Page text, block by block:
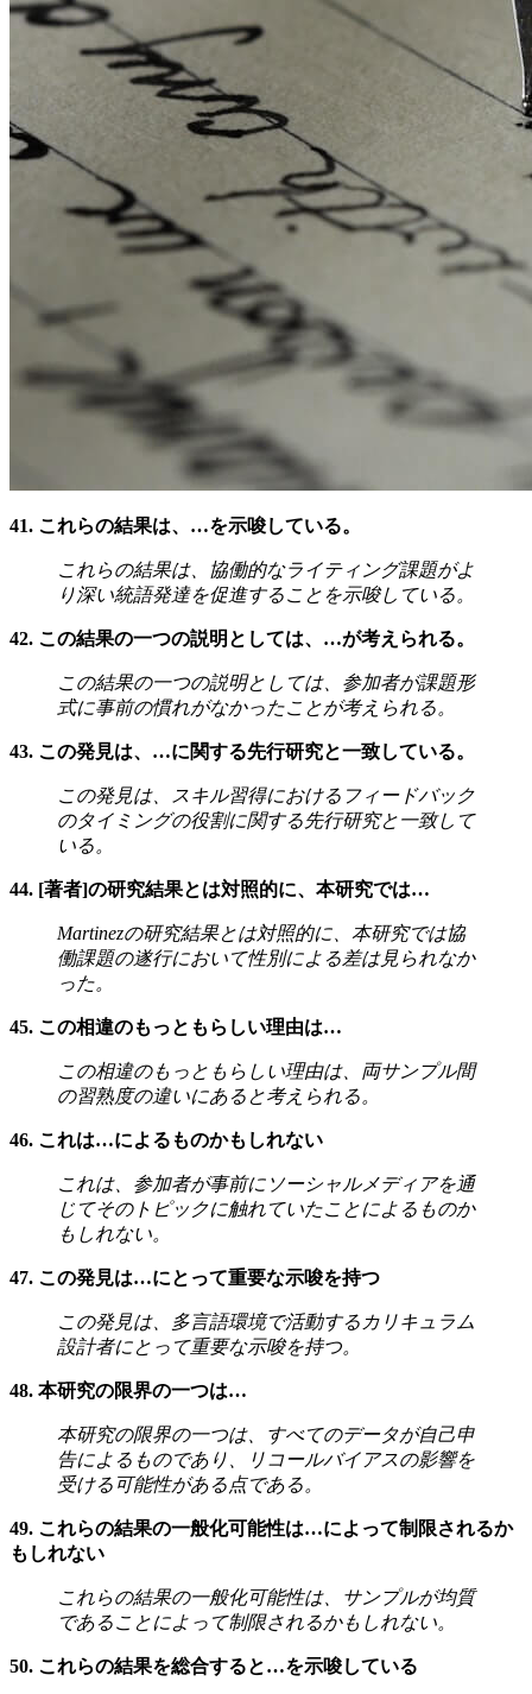
41. これらの結果は、…を示唆している。
これらの結果は、協働的なライティング課題がよ
り深い統語発達を促進することを示唆している。
42. この結果の一つの説明としては、…が考えられる。
この結果の一つの説明としては、参加者が課題形
式に事前の慣れがなかったことが考えられる。
43. この発見は、…に関する先行研究と一致している。
この発見は、スキル習得におけるフィードバック
のタイミングの役割に関する先行研究と一致して
いる。
44. [著者]の研究結果とは対照的に、本研究では…
Martinezの研究結果とは対照的に、本研究では協
働課題の遂行において性別による差は見られなか
った。
45. この相違のもっともらしい理由は…
この相違のもっともらしい理由は、両サンプル間
の習熟度の違いにあると考えられる。
46. これは…によるものかもしれない
これは、参加者が事前にソーシャルメディアを通
じてそのトピックに触れていたことによるものか
もしれない。
47. この発見は…にとって重要な示唆を持つ
この発見は、多言語環境で活動するカリキュラム
設計者にとって重要な示唆を持つ。
48. 本研究の限界の一つは…
本研究の限界の一つは、すべてのデータが自己申
告によるものであり、リコールバイアスの影響を
受ける可能性がある点である。
49. これらの結果の一般化可能性は…によって制限されるか
もしれない
これらの結果の一般化可能性は、サンプルが均質
であることによって制限されるかもしれない。
50. これらの結果を総合すると…を示唆している